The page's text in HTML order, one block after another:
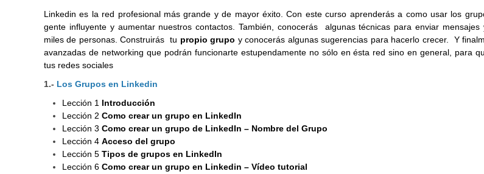
Linkedin es la red profesional más grande y de mayor éxito. Con este curso aprenderás a como usar los
gente influyente y aumentar nuestros contactos. También, conocerás algunas técnicas para enviar
miles de personas. Construirás tu propio grupo y conocerás algunas sugerencias para hacerlo crecer. Y
avanzadas de networking que podrán funcionarte estupendamente no sólo en ésta red sino en general, para
tus redes sociales
1.- Los Grupos en Linkedin
Lección 1 Introducción
Lección 2 Como crear un grupo en LinkedIn
Lección 3 Como crear un grupo de LinkedIn – Nombre del Grupo
Lección 4 Acceso del grupo
Lección 5 Tipos de grupos en LinkedIn
Lección 6 Como crear un grupo en Linkedin – Vídeo tutorial